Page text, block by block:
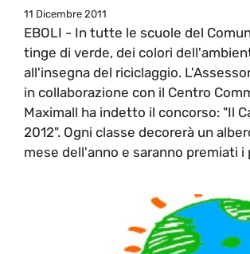
11 Dicembre 2011
EBOLI - In tutte le scuole del
tinge di verde, dei colori
all'insegna del riciclaggio.
in collaborazione con il Centro
Maximall ha indetto il concorso: "Il
2012". Ogni classe decorerà un
mese dell'anno e saranno premiati i